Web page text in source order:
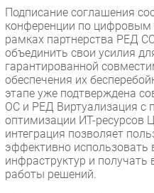
РАЗДЕЛЫ
Новости
Аналитика
Интервью
Мероприятия
Проекты
IT класс
Тестовый стенд
Подписание соглашения
конференции по
рамках партнерства РЕД
объединить свои усилия
гарантированной
обеспечения их
этапе уже подтверждена
ОС и РЕД Виртуализация с
оптимизации ИТ-ресурсов
интеграция позволяет
эффективно использовать
инфраструктур и получать
работы решений.